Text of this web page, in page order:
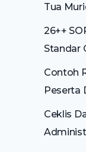
Tua
26++
Standar
Contoh
Peserta
Ceklis